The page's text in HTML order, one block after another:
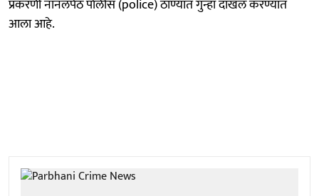
प्रकरणी नानलपेठ पाेलीस (police) ठाण्यात गुन्हा दाखल करण्यात
आला आहे.